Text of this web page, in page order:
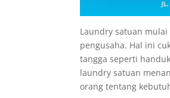
Laundry satuan
pengusaha. Hal ini
tangga seperti
laundry satuan
orang tentang